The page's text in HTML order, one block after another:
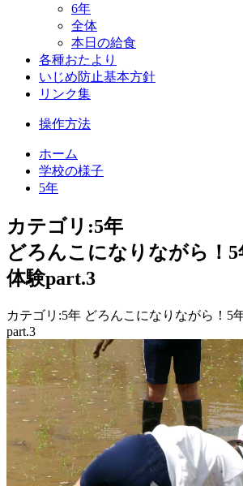
6年
全体
本日の給食
各種おたより
いじめ防止基本方針
リンク集
操作方法
ホーム
学校の様子
5年
カテゴリ:5年
どろんこになりながら！5
体験part.3
カテゴリ:5年 どろんこになりながら！5
part.3